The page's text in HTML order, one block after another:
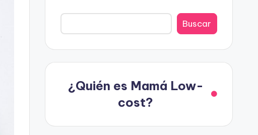
Buscar
¿Quién es Mamá Low-
cost?